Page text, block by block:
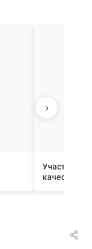
Участник
качества
›